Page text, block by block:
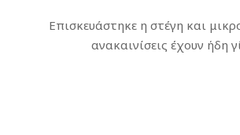
Επισκευάστηκε η στέγη και
ανακαινίσεις έχουν ήδη